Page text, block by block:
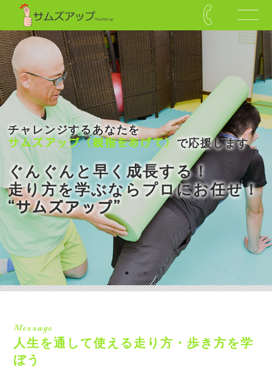
チャレンジするあなたを
サムズアップ（親指をあげて） で応援します
ぐんぐんと早く成長する！
走り方を学ぶならプロにお任せ！
サムズアップ”
Message
人生を通して使える走り方・歩き方を学
ぼう